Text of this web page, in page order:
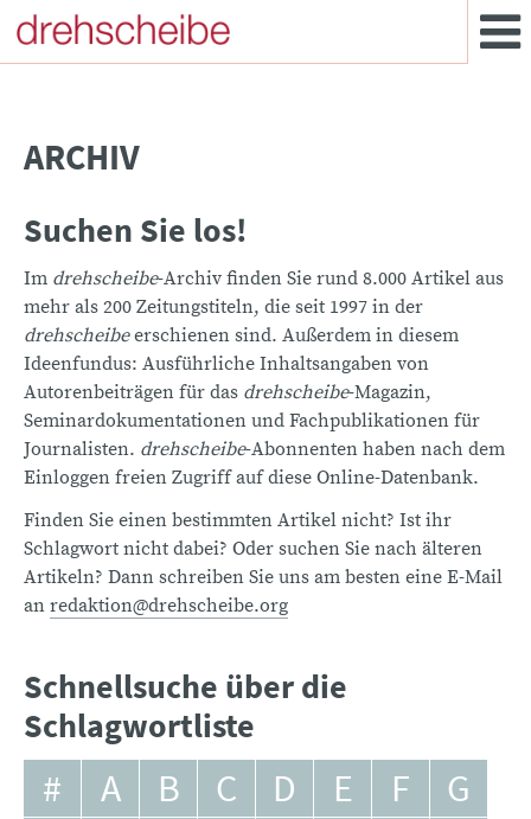
ARCHIV
Suchen Sie los!
Im drehscheibe-Archiv finden Sie rund 8.000 Artikel aus
mehr als 200 Zeitungstiteln, die seit 1997 in der
drehscheibeerschienen sind. Außerdem in diesem
Ideenfundus: Ausführliche Inhaltsangaben von
Autorenbeiträgen für das drehscheibe-Magazin,
Seminardokumentationen und Fachpublikationen für
Journalisten. drehscheibe-Abonnenten haben nach dem
Einloggen freien Zugriff auf diese Online-Datenbank.
Finden Sie einen bestimmten Artikel nicht? Ist ihr
Schlagwort nicht dabei? Oder suchen Sie nach älteren
Artikeln? Dann schreiben Sie uns am besten eine E-Mail
an redaktion@drehscheibe.org
Schnellsuche über die
Schlagwortliste
# A B C D E F
G